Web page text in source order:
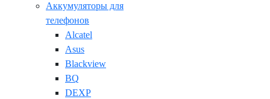
Аккумуляторы для
телефонов
Alcatel
Asus
Blackview
BQ
DEXP